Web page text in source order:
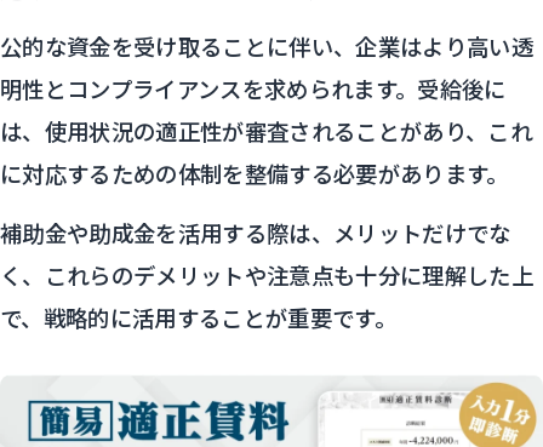
公的な資金を受け取ることに伴い、企業はより高い透
明性とコンプライアンスを求められます。受給後に
は、使用状況の適正性が審査されることがあり、これ
に対応するための体制を整備する必要があります。
補助金や助成金を活用する際は、メリットだけでな
く、これらのデメリットや注意点も十分に理解した上
で、戦略的に活用することが重要です。